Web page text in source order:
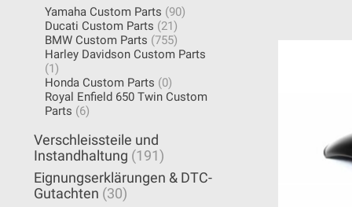
Yamaha Custom Parts (90)
Ducati Custom Parts (21)
BMW Custom Parts (755)
Harley Davidson Custom Parts
(1)
Honda Custom Parts (0)
Royal Enfield 650 Twin Custom
Parts (6)
Verschleissteile und
Instandhaltung (191)
Eignungserklärungen & DTC-
Gutachten (30)